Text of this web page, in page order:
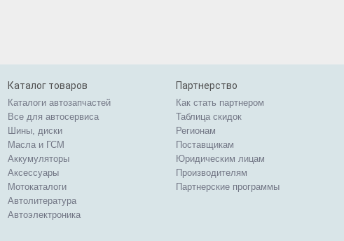
Каталог товаров
Каталоги автозапчастей
Все для автосервиса
Шины, диски
Масла и ГСМ
Аккумуляторы
Аксессуары
Мотокаталоги
Автолитература
Автоэлектроника
Партнерство
Как стать партнером
Таблица скидок
Регионам
Поставщикам
Юридическим лицам
Производителям
Партнерские программы